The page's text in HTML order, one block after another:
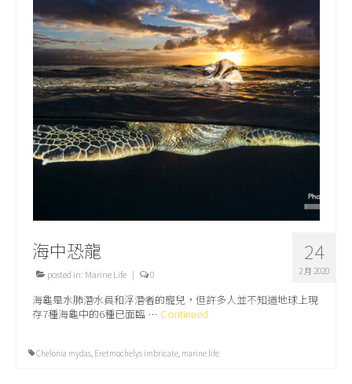
攝影比賽
話題焦點
關於我們
24
2 月 2020
海中恐龍
posted in: Marine Life | 0
海龜是水肺潛水員和浮潛者的寵兒，但許多人並不知道地球上現
存7種海龜中的6種已面臨 … Continued
Chelonia mydas Eretmochelys imbricate marine life